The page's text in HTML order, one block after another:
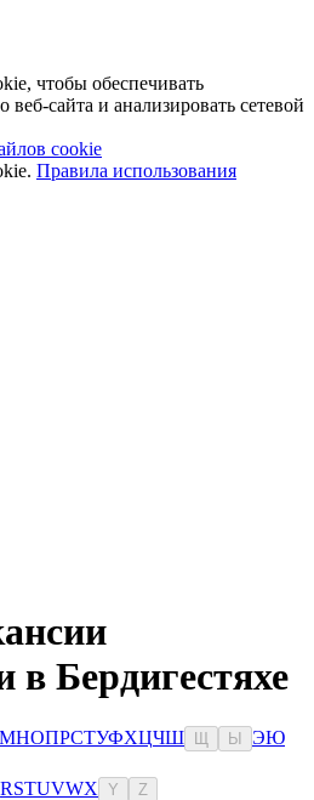
чтобы обеспечивать
сайта и анализировать сетевой
cookie
Правила использования
в Бердигестяхе
МНОПРСТУФХЦЧШ Ы ЭЮ
RSTUVWX Y Z